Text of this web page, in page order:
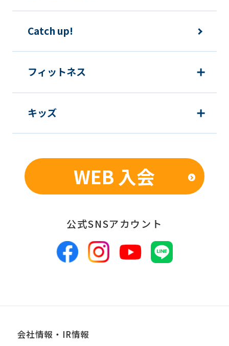
む）等、新商品・サービスの立案・開
発・実施のため
新商品・サービスやイベント情報を含
個人を特定できないよう加工したうえ
での統計的なデータの作成、活用、公
■個人情報の管理
当社は、お客様からお預かりした個人情
ざん、紛失等がないよう適正な管理に努
めます。当社において安全管理のために
講じている措置の内容については、本プ
■個人情報の開示
Catch up!
フィットネス
キッズ
WEB 入会
公式SNSアカウント
会社情報・IR情報